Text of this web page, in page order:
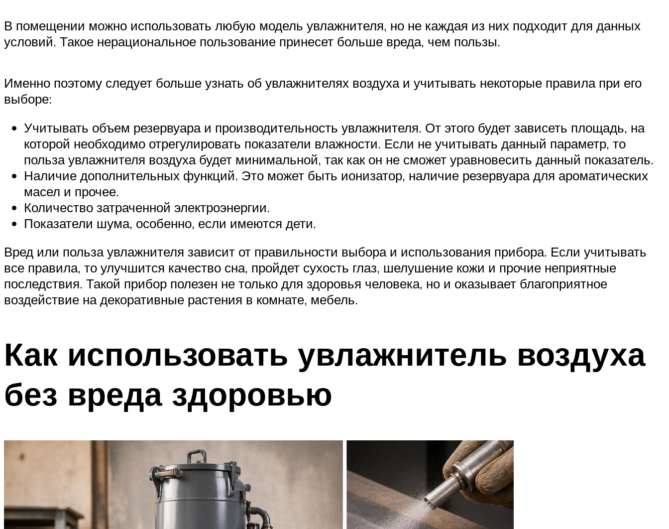
В помещении можно использовать любую модель увлажнителя, но не каждая из них подходит для данных
условий. Такое нерациональное пользование принесет больше вреда, чем пользы.
Именно поэтому следует больше узнать об увлажнителях воздуха и учитывать некоторые правила при его
выборе:
Учитывать объем резервуара и производительность увлажнителя. От этого будет зависеть площадь, на
которой необходимо отрегулировать показатели влажности. Если не учитывать данный параметр, то
польза увлажнителя воздуха будет минимальной, так как он не сможет уравновесить данный показатель.
Наличие дополнительных функций. Это может быть ионизатор, наличие резервуара для ароматических
масел и прочее.
Количество затраченной электроэнергии.
Показатели шума, особенно, если имеются дети.
Вред или польза увлажнителя зависит от правильности выбора и использования прибора. Если учитывать
все правила, то улучшится качество сна, пройдет сухость глаз, шелушение кожи и прочие неприятные
последствия. Такой прибор полезен не только для здоровья человека, но и оказывает благоприятное
воздействие на декоративные растения в комнате, мебель.
Как использовать увлажнитель воздуха
без вреда здоровью